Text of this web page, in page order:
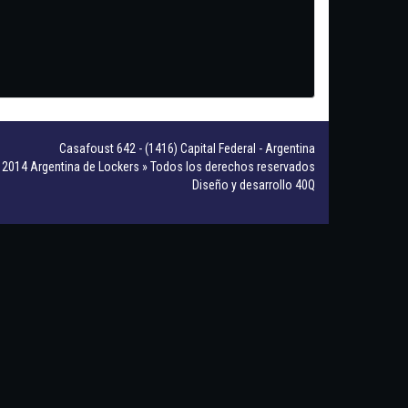
Casafoust 642 - (1416) Capital Federal - Argentina
Argentina de Lockers » Todos los derechos reservados
Diseño y desarrollo 40Q